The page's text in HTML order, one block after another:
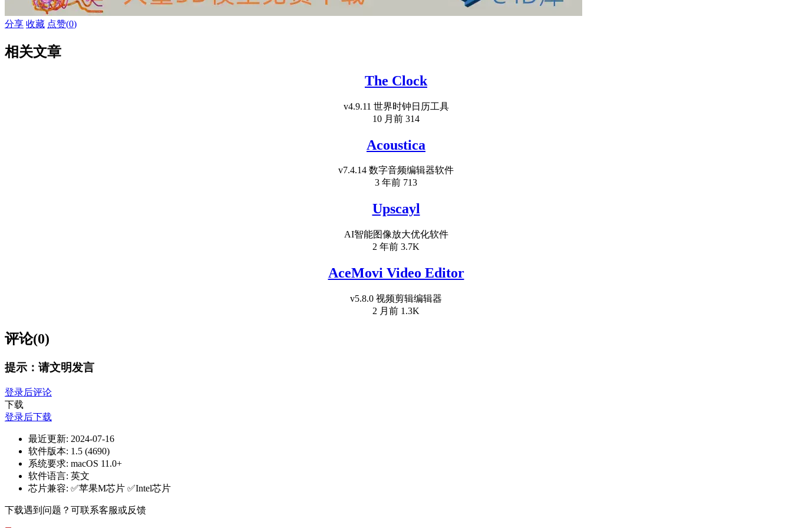
分享 收藏 点赞(0)
相关文章
The Clock
v4.9.11 世界时钟日历工具
10 月前 314
Acoustica
v7.4.14 数字音频编辑器软件
3 年前 713
Upscayl
AI智能图像放大优化软件
2 年前 3.7K
AceMovi Video Editor
v5.8.0 视频剪辑编辑器
2 月前 1.3K
评论(0)
提示：请文明发言
登录后评论
下载
登录后下载
最近更新: 2024-07-16
软件版本: 1.5 (4690)
系统要求: macOS 11.0+
软件语言: 英文
芯片兼容: ✅苹果M芯片 ✅Intel芯片
下载遇到问题？可联系客服或反馈